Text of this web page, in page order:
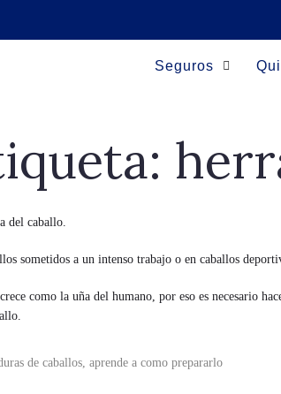
Seguros
del caballo.
sometidos a un intenso trabajo o en caballos
como la uña del humano, por eso es necesario